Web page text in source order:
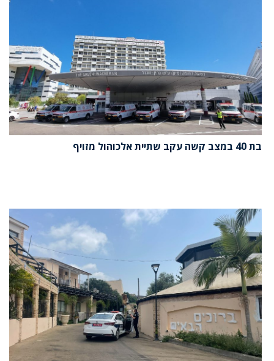
בת 40 במצב קשה עקב שתיית אלכוהול מזויף